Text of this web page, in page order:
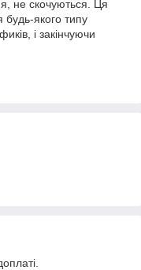
не скочуються. Ця
будь-якого типу
і закінчуючи